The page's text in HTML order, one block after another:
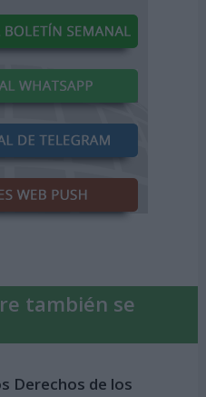
también se
Derechos de los